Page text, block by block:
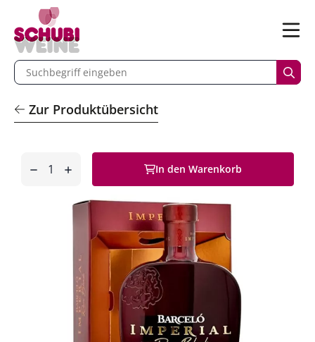
Menü
eingeben
Zur Produktübersicht
In den Warenkorb